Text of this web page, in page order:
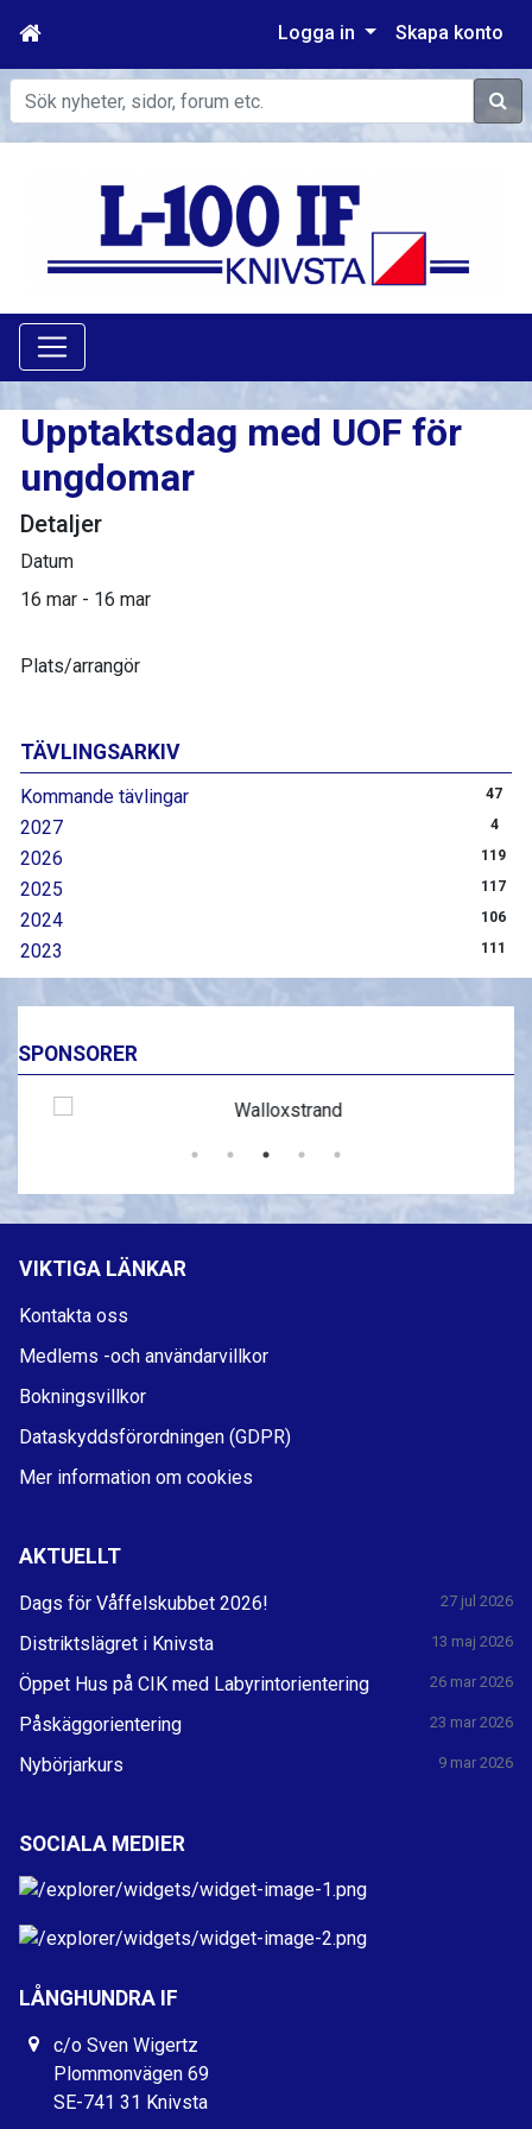
Logga in Skapa konto
Sök
TÄVLINGSARKIV
Kommande tävlingar 47
2027 4
2026 119
2025 117
2024 106
2023 111
Upptaktsdag med UOF för
ungdomar
Detaljer
Datum
16 mar - 16 mar
Plats/arrangör
SPONSORER
VIKTIGA LÄNKAR
Kontakta oss
Medlems -och användarvillkor
Bokningsvillkor
Dataskyddsförordningen (GDPR)
Mer information om cookies
AKTUELLT
Dags för Våffelskubbet 2026! 27 jul 2026
Distriktslägret i Knivsta 13 maj 2026
Öppet Hus på CIK med Labyrintorientering 26 mar 2026
Påskäggorientering 23 mar 2026
Nybörjarkurs 9 mar 2026
SOCIALA MEDIER
LÅNGHUNDRA IF
c/o Sven Wigertz
Plommonvägen 69
SE-741 31 Knivsta